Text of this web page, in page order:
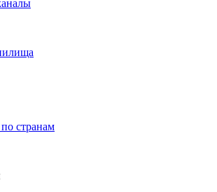
странам